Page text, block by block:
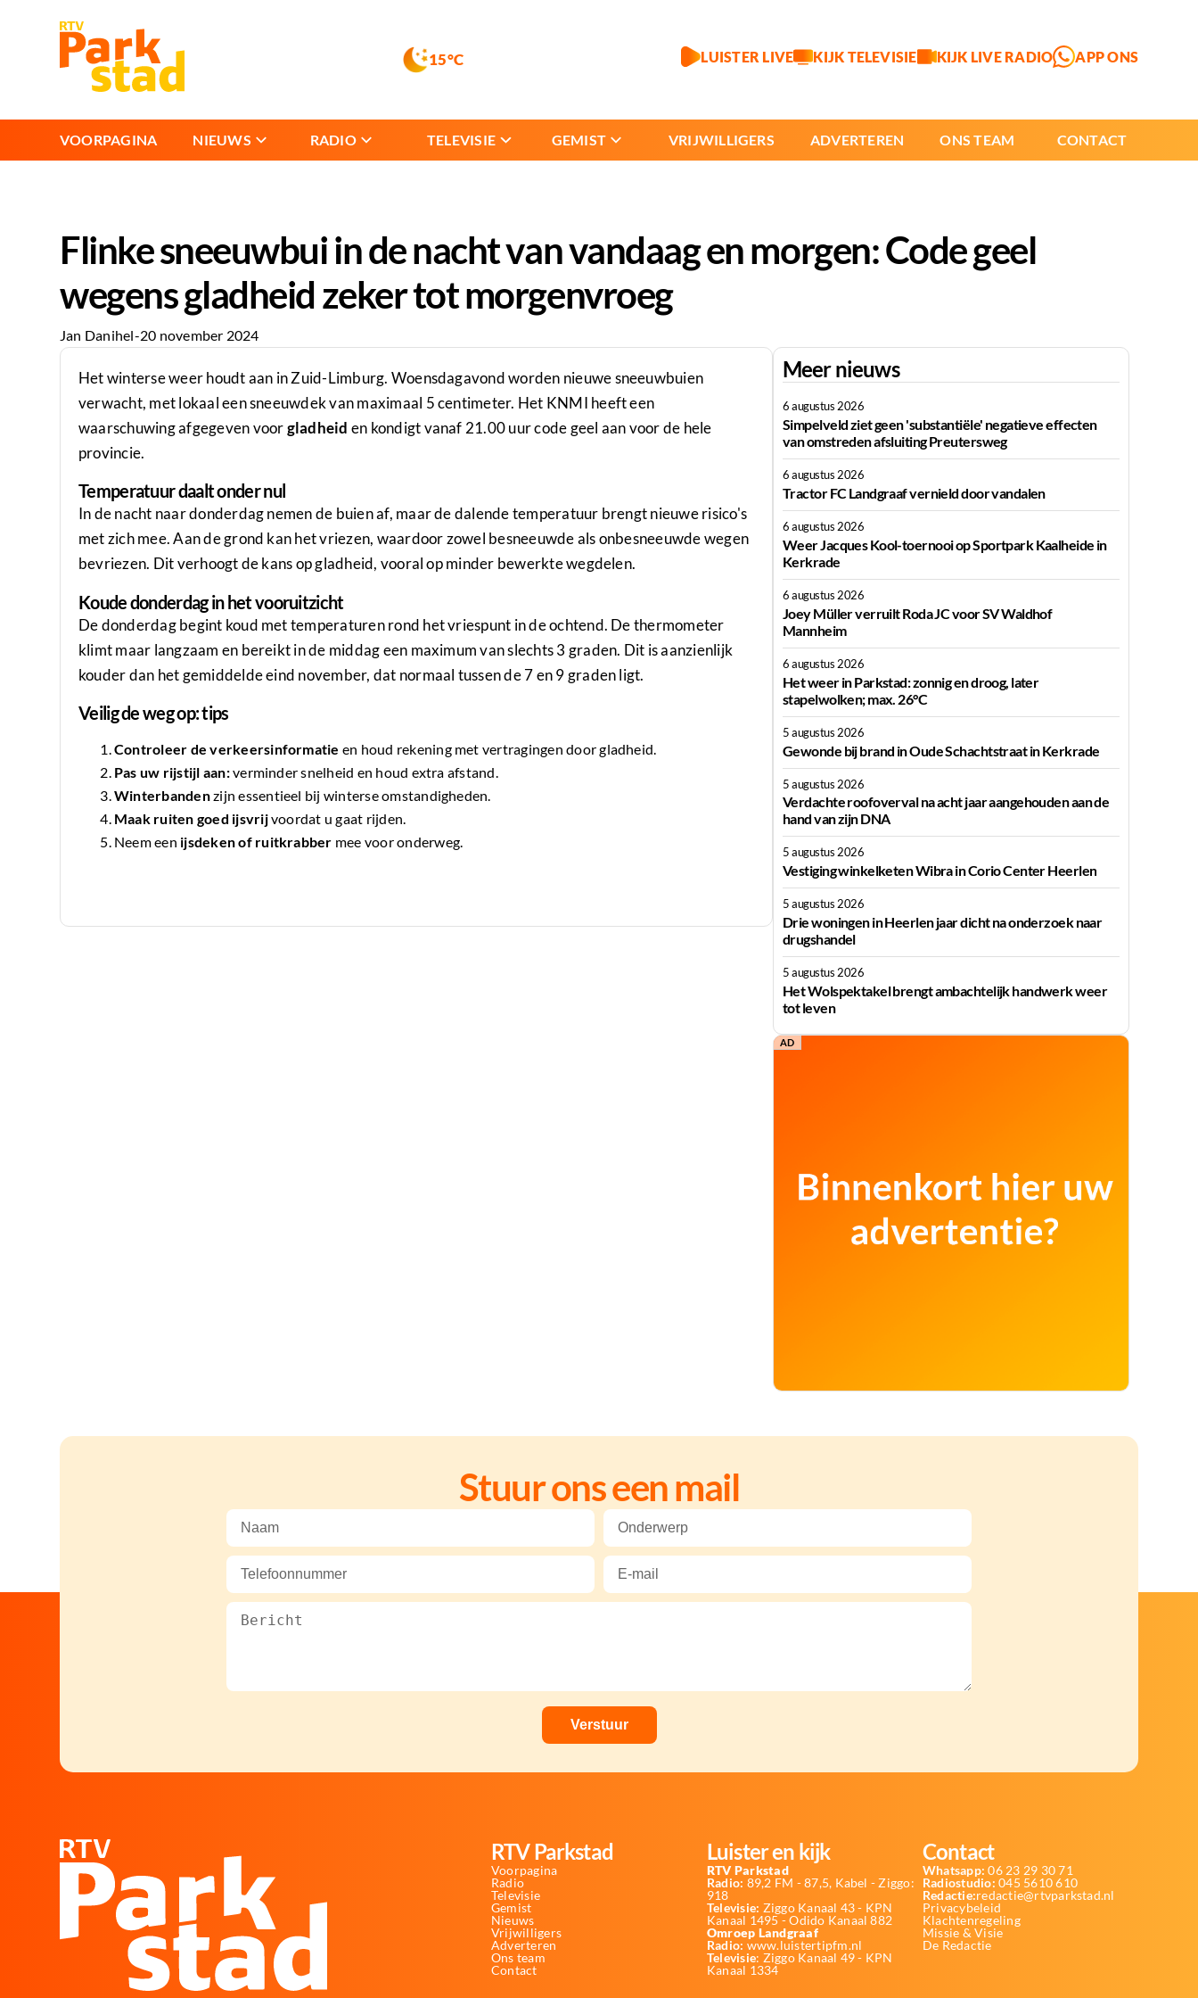
15°C LUISTER LIVE KIJK TELEVISIE KIJK LIVE RADIO APP ONS
VOORPAGINA NIEUWS RADIO TELEVISIE GEMIST VRIJWILLIGERS ADVERTEREN ONS TEAM CONTACT
Flinke sneeuwbui in de nacht van vandaag en morgen: Code geel
wegens gladheid zeker tot morgenvroeg
Jan Danihel-20 november 2024
Het winterse weer houdt aan in Zuid-Limburg. Woensdagavond worden nieuwe sneeuwbuien
verwacht, met lokaal een sneeuwdek van maximaal 5 centimeter. Het KNMI heeft een
waarschuwing afgegeven voorgladheid en kondigt vanaf 21.00 uur code geel aan voor de hele
provincie.
Temperatuur daalt onder nul
In de nacht naar donderdag nemen de buien af, maar de dalende temperatuur brengt nieuwe risico's
met zich mee. Aan de grond kan het vriezen, waardoor zowel besneeuwde als onbesneeuwde wegen
bevriezen. Dit verhoogt de kans op gladheid, vooral op minder bewerkte wegdelen.
Koude donderdag in het vooruitzicht
De donderdag begint koud met temperaturen rond het vriespunt in de ochtend. De thermometer
klimt maar langzaam en bereikt in de middag een maximum van slechts 3 graden. Dit is aanzienlijk
kouder dan het gemiddelde eind november, dat normaal tussen de 7 en 9 graden ligt.
Veilig de weg op: tips
Controleer de verkeersinformatie en houd rekening met vertragingen door gladheid.
Pas uw rijstijl aan:verminder snelheid en houd extra afstand.
Winterbandenzijn essentieel bij winterse omstandigheden.
Maak ruiten goed ijsvrijvoordat u gaat rijden.
Neem een ijsdeken of ruitkrabber mee voor onderweg.
Meer nieuws
6 augustus 2026
Simpelveld ziet geen 'substantiële' negatieve effecten
van omstreden afsluiting Preutersweg
6 augustus 2026
Tractor FC Landgraaf vernield door vandalen
6 augustus 2026
Weer Jacques Kool-toernooi op Sportpark Kaalheide in
Kerkrade
6 augustus 2026
Joey Müller verruilt Roda JC voor SV Waldhof
Mannheim
6 augustus 2026
Het weer in Parkstad: zonnig en droog, later
stapelwolken; max. 26°C
5 augustus 2026
Gewonde bij brand in Oude Schachtstraat in Kerkrade
5 augustus 2026
Verdachte roofoverval na acht jaar aangehouden aan de
hand van zijn DNA
5 augustus 2026
Vestiging winkelketen Wibra in Corio Center Heerlen
5 augustus 2026
Drie woningen in Heerlen jaar dicht na onderzoek naar
drugshandel
5 augustus 2026
Het Wolspektakel brengt ambachtelijk handwerk weer
tot leven
AD
Stuur ons een mail
RTV Parkstad
Voorpagina
Radio
Televisie
Gemist
Nieuws
Vrijwilligers
Adverteren
Ons team
Contact
Luister en kijk
RTV Parkstad
Radio: 89,2 FM - 87,5, Kabel - Ziggo:
918
Televisie: Ziggo Kanaal 43 - KPN
Kanaal 1495 - Odido Kanaal 882
Omroep Landgraaf
Radio: www.luistertipfm.nl
Televisie: Ziggo Kanaal 49 - KPN
Kanaal 1334
Contact
Whatsapp: 06 23 29 30 71
Radiostudio: 045 5610 610
Redactie:redactie@rtvparkstad.nl
Privacybeleid
Klachtenregeling
Missie & Visie
De Redactie